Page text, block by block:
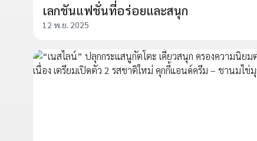
เลกชันแฟชั่นที่อร่อยและสนุก
12 พ.ย. 2025